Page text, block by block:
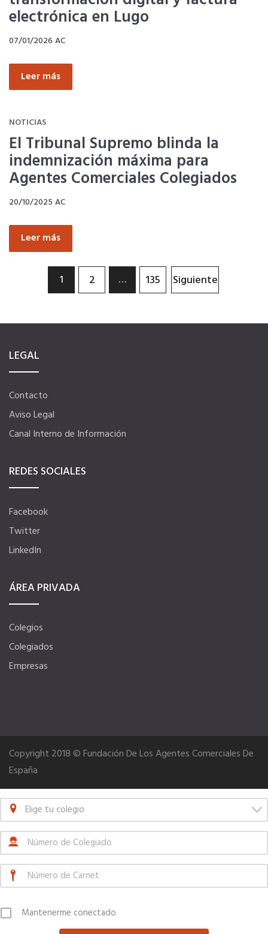
electrónica en Lugo
07/01/2026 AC
Leer más
NOTICIAS
El Tribunal Supremo blinda la
indemnización máxima para
Agentes Comerciales Colegiados
20/10/2025 AC
Leer más
Navegación de entradas
1 2 … 135 Siguiente
LEGAL
Contacto
Aviso Legal
Canal Interno de Información
REDES SOCIALES
Facebook
Twitter
LinkedIn
ÁREA PRIVADA
Colegios
Colegiados
Empresas
Copyright 2018 © Fundación De Los Agentes Comerciales De
España
Elige tu colegio
Mantenerme conectado